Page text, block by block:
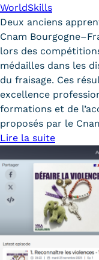
WorldSkills
Deux anciens
Cnam
lors des
médailles dans les
du fraisage. Ces
excellence
formations et de
proposés par le
Lire la suite